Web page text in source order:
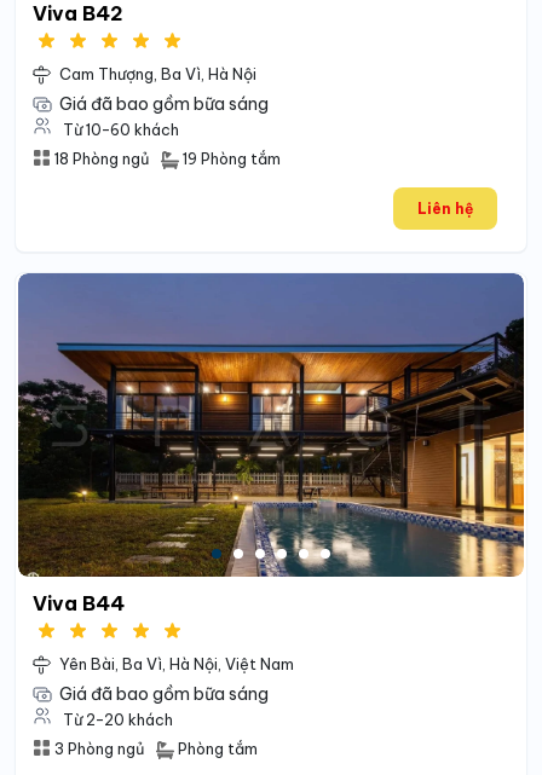
Viva B42
Cam Thượng, Ba Vì, Hà Nội
Giá đã bao gồm bữa sáng
Từ 10-60 khách
18 Phòng ngủ
19 Phòng tắm
Liên hệ
Viva B44
Yên Bài, Ba Vì, Hà Nội, Việt Nam
Giá đã bao gồm bữa sáng
Từ 2-20 khách
3 Phòng ngủ
Phòng tắm